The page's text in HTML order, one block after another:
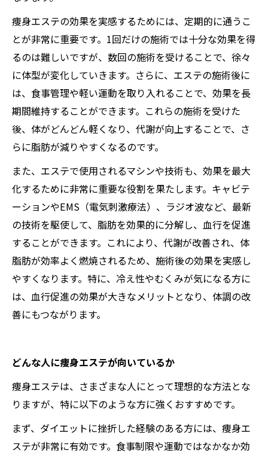
痩身エステの効果を実感するためには、定期的に通うこ
とが非常に重要です。1回だけの施術では十分な効果を得
るのは難しいですが、数回の施術を受けることで、徐々
に体型が変化していきます。さらに、エステの施術後に
は、食事管理や軽い運動を取り入れることで、効果を長
期間維持することができます。これらの施術を受けた
後、体がどんどん軽くなり、代謝が向上することで、さ
らに脂肪が減りやすくなるのです。
また、エステで使用されるマシンや技術も、効果を最大
化するために非常に重要な役割を果たします。キャビテ
ーションやEMS（電気刺激療法）、ラジオ波など、最新
の技術を駆使して、脂肪を効果的に分解し、血行を促進
することができます。これにより、代謝が改善され、体
脂肪が効率よく燃焼されるため、施術後の効果を実感し
やすくなります。特に、冷え性やむくみが気になる方に
は、血行促進の効果が大きなメリットとなり、体調の改
善にもつながります。
どんな人に痩身エステが向いているか
痩身エステは、さまざまな人にとって理想的な方法とな
りますが、特に以下のような方に強くおすすめです。
まず、ダイエットに挫折した経験のある方には、痩身エ
ステが非常に有効です。食事制限や運動ではなかなか効